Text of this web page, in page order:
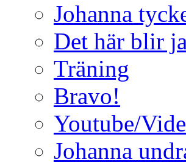
Johanna
Det här blir
Träning
Bravo!
Youtube/
Johanna